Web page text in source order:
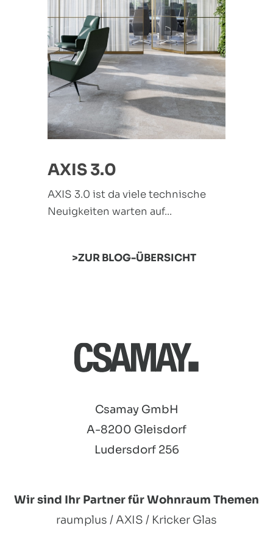
AXIS 3.0
AXIS 3.0 ist da viele technische
Neuigkeiten warten auf...
ZUR BLOG-ÜBERSICHT
Csamay GmbH
A-8200 Gleisdorf
Ludersdorf 256
Wir sind Ihr Partner für Wohnraum Themen
raumplus / AXIS / Kricker Glas